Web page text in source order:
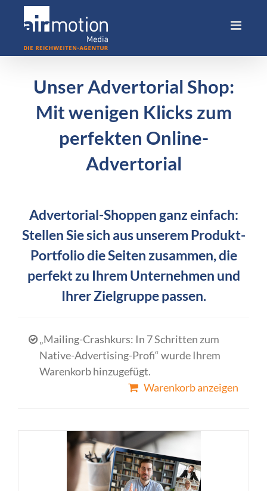
Unser Advertorial Shop:
Mit wenigen Klicks zum
perfekten Online-
Advertorial
Advertorial-Shoppen ganz einfach:
Stellen Sie sich aus unserem Produkt-
Portfolio die Seiten zusammen, die
perfekt zu Ihrem Unternehmen und
Ihrer Zielgruppe passen.
„Mailing-Crashkurs: In 7 Schritten zum
Native-Advertising-Profi“ wurde Ihrem
Warenkorb hinzugefügt.
Warenkorb anzeigen